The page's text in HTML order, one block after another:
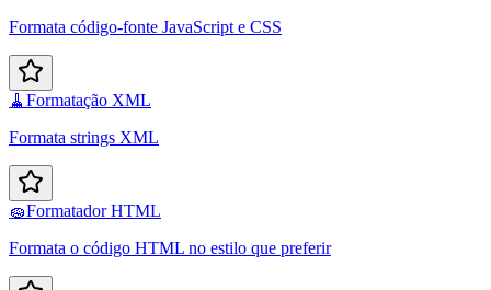
Formata código-fonte JavaScript e CSS
🧹 Formatação XML
Formata strings XML
🧽Formatador HTML
Formata o código HTML no estilo que preferir